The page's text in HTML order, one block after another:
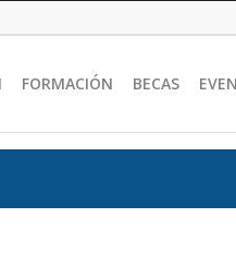
FORMACIÓN BECAS